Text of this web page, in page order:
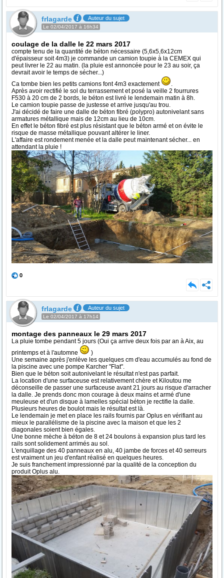
frlagarde Auteur du sujet
Le 02/04/2017 à 16h34
coulage de la dalle le 22 mars 2017
compte tenu de la quantité de béton nécessaire (5,6x5,6x12cm
d'épaisseur soit 4m3) je commande un camion toupie à la CEMEX qui
peut livrer le 22 au matin. (la pluie est annoncée pour le 23 au soir, ça
devrait avoir le temps de sécher...)
Ca tombe bien les petits camions font 4m3 exactement
Après avoir rectifié le sol du terrassement et posé la veille 2 fourrures
F530 à 20 cm de 2 bords, le béton est livré le lendemain matin à 8h.
Le camion toupie passe de justesse et arrive jusqu'au trou.
J'ai décidé de faire une dalle de béton fibré (polypro) autonivelant sans
armatures métallique mais de 12cm au lieu de 10cm.
En effet le béton fibré est plus résistant que le béton armé et on évite le
risque de masse métallique pouvant altérer le liner.
L'affaire est rondement menée et la dalle peut maintenant sécher... en
attendant la pluie !
0
frlagarde Auteur du sujet
Le 02/04/2017 à 17h14
montage des panneaux le 29 mars 2017
La pluie tombe pendant 5 jours (Oui ça arrive deux fois par an à Aix, au
printemps et à l'automne
)
Une semaine après j'enlève les quelques cm d'eau accumulés au fond de
la piscine avec une pompe Karcher "Flat".
Bien que le béton soit autonivelant le résultat n'est pas parfait.
La location d'une surfaceuse est relativement chère et Kiloutou me
déconseille de passer une surfaceuse avant 21 jours au risque d'arracher
la dalle. Je prends donc mon courage à deux mains et armé d'une
meuleuse et d'un disque à lamelles spécial béton je rectifie la dalle.
Plusieurs heures de boulot mais le résultat est là.
Le lendemain je met en place les rails fournis par Oplus en vérifiant au
mieux le parallélisme de la piscine avec la maison et que les 2
diagonales soient bien égales.
Une bonne mèche à béton de 8 et 24 boulons à expansion plus tard les
rails sont solidement arrimés au sol.
L'enquillage des 40 panneaux en alu, 40 jambe de forces et 40 serreurs
est vraiment un jeu d'enfant réalisé en quelques heures.
Je suis franchement impressionné par la qualité de la conception du
produit Oplus alu.